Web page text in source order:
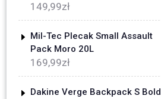
149,99zł
Mil-Tec Plecak Small Assault
Pack Moro 20L
169,99zł
Dakine Verge Backpack S Bold